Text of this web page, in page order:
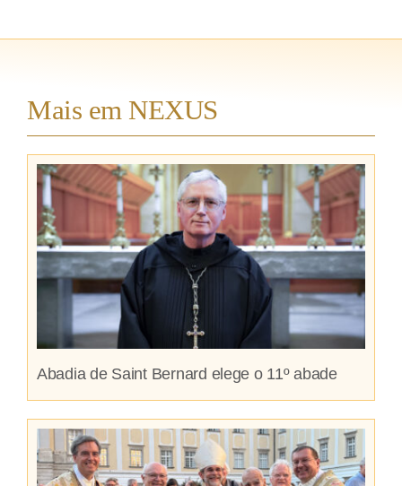
Mais em NEXUS
Abadia de Saint Bernard elege o 11º abade